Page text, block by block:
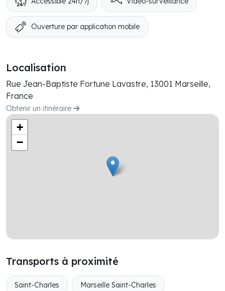
Ouverture par application mobile
Localisation
Rue Jean-Baptiste Fortune Lavastre, 13001 Marseille,
France
Obtenir un itinéraire
+
−
Transports à proximité
Saint-Charles Marseille Saint-Charles